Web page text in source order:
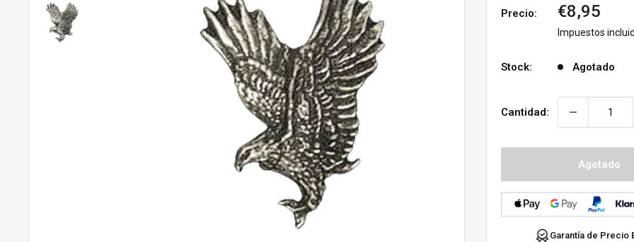
Precio:
Precio
de
venta
€8,95
Impuestos
Stock: Agotado
Cantidad:
Agotado
Garantía de Precio